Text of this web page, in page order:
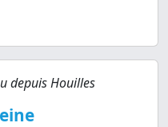
depuis Houilles